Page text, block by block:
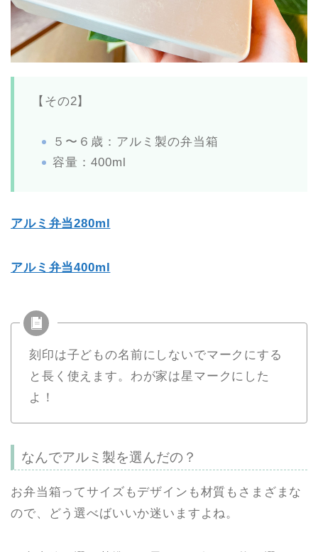
【その2】
５〜６歳：アルミ製の弁当箱
容量：400ml
アルミ弁当280ml
アルミ弁当400ml
刻印は子どもの名前にしないでマークにする
と長く使えます。わが家は星マークにした
よ！
なんでアルミ製を選んだの？
お弁当箱ってサイズもデザインも材質もさまざまな
ので、どう選べばいいか迷いますよね。